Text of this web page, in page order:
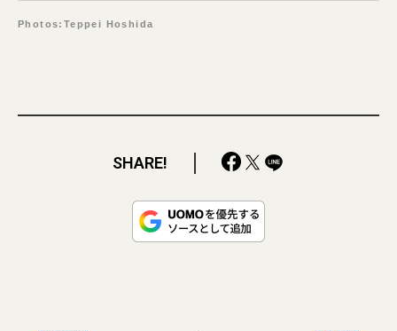
Photos:Teppei Hoshida
SHARE!